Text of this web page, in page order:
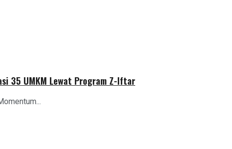
35 UMKM Lewat Program Z-Iftar